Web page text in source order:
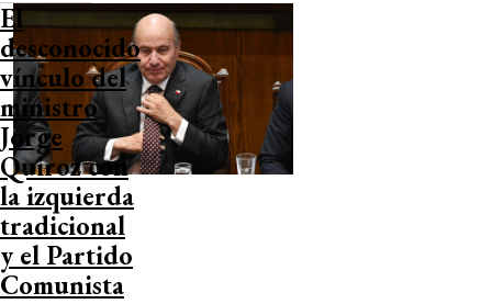
El
desconocido
vínculo del
ministro
Jorge
Quiroz con
la izquierda
tradicional
y el Partido
Comunista